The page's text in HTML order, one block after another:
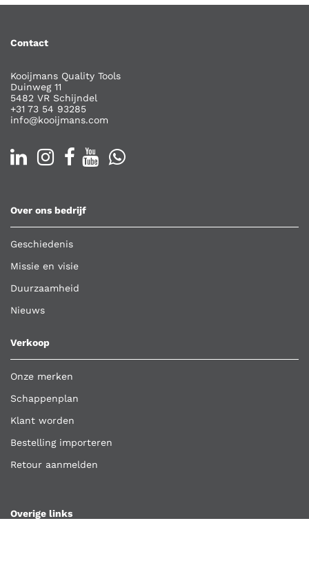
Contact
Kooijmans Quality Tools
Duinweg 11
5482 VR Schijndel
+31 73 54 93285
info@kooijmans.com
Over ons bedrijf
Geschiedenis
Missie en visie
Duurzaamheid
Nieuws
Verkoop
Onze merken
Schappenplan
Klant worden
Bestelling importeren
Retour aanmelden
Overige links